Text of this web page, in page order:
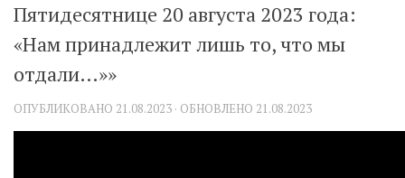
Пятидесятнице 20 августа 2023 года:
«Нам принадлежит лишь то, что мы
отдали…»»
ОПУБЛИКОВАНО 21.08.2023 · ОБНОВЛЕНО 21.08.2023